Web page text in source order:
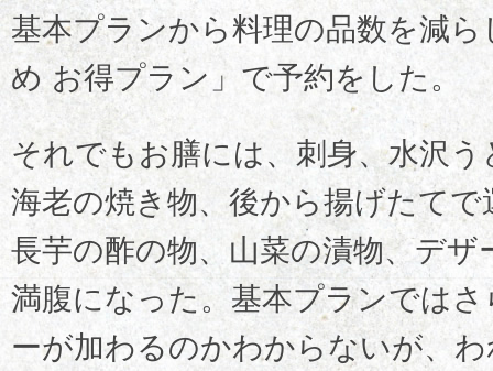
基本プランから料理の品数を減
め お得プラン」で予約をした。
それでもお膳には、刺身、水沢
海老の焼き物、後から揚げたて
長芋の酢の物、山菜の漬物、デザ
満腹になった。基本プランでは
ーが加わるのかわからないが、